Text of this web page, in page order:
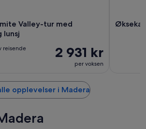
Valley-tur med
lunsj
2 931 kr
per voksen
reisende
opplevelser i Madera